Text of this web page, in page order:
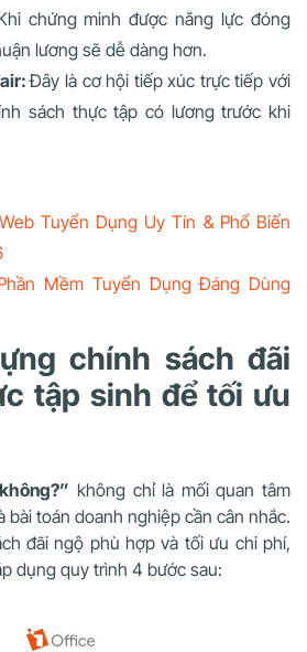
chứng minh được năng lực đóng
lương sẽ dễ dàng hơn.
Đây là cơ hội tiếp xúc trực tiếp với
sách thực tập có lương trước khi
Tuyển Dụng Uy Tín & Phổ Biến
Mềm Tuyển Dụng Đáng Dùng
chính sách đãi
tập sinh để tối ưu
không chỉ là mối quan tâm
bài toán doanh nghiệp cần cân nhắc.
đãi ngộ phù hợp và tối ưu chi phí,
dụng quy trình 4 bước sau: